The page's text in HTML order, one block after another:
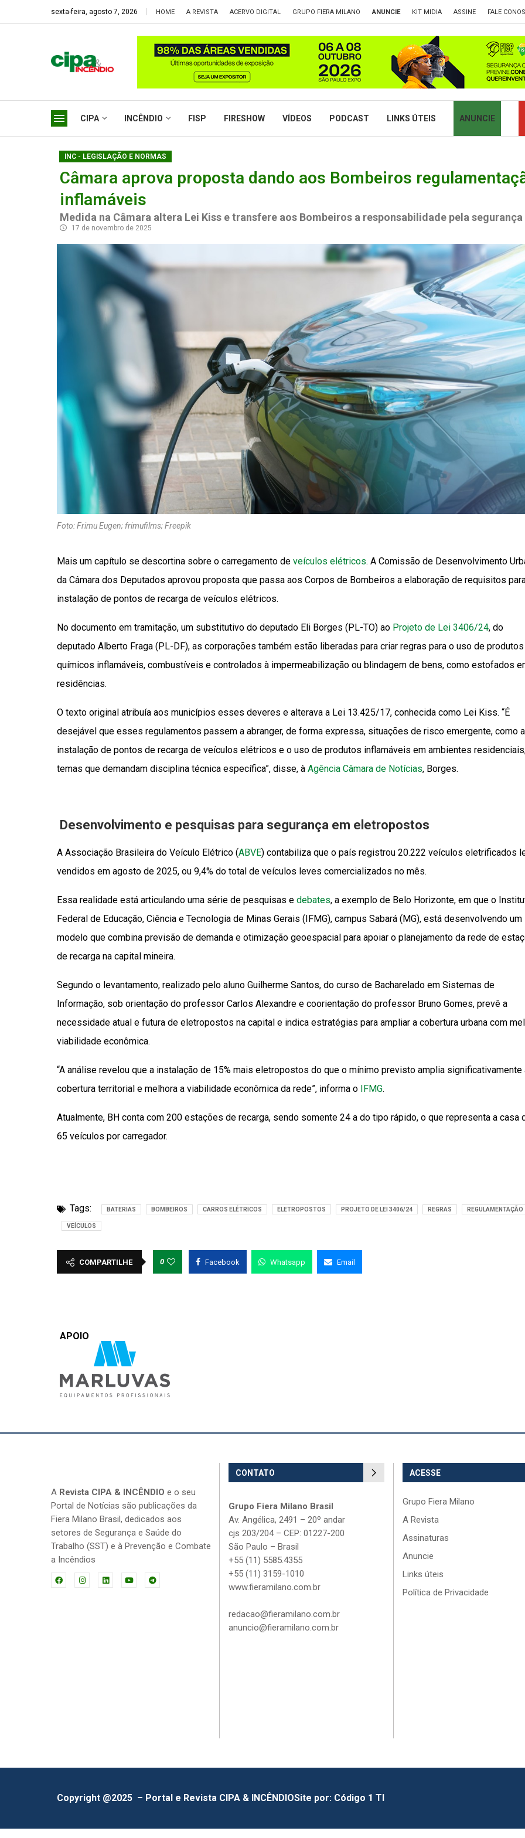
sexta-feira, agosto 7, 2026 HOME A REVISTA ACERVO DIGITAL GRUPO FIERA MILANO ANUNCIE KIT MIDIA ASSINE FALE
CIPA INCÊNDIO FISP FIRESHOW VÍDEOS PODCAST LINKS ÚTEIS ANUNCIE
INC - LEGISLAÇÃO E NORMAS
Câmara aprova proposta dando aos Bombeiros
inflamáveis
Medida na Câmara altera Lei Kiss e transfere aos Bombeiros a responsabilidade pela
17 de novembro de 2025
Foto: Frimu Eugen; frimufilms; Freepik
Mais um capítulo se descortina sobre o carregamento de veículos elétricos. A Comissão de Desenvolvimento
da Câmara dos Deputados aprovou proposta que passa aos Corpos de Bombeiros a elaboração de requisitos
instalação de pontos de recarga de veículos elétricos.
No documento em tramitação, um substitutivo do deputado Eli Borges (PL-TO) ao Projeto de Lei 3406/24, do
deputado Alberto Fraga (PL-DF), as corporações também estão liberadas para criar regras para o uso de produtos
químicos inflamáveis, combustíveis e controlados à impermeabilização ou blindagem de bens, como estofados
residências.
O texto original atribuía aos municípios esses deveres e alterava a Lei 13.425/17, conhecida como Lei Kiss. “É
desejável que esses regulamentos passem a abranger, de forma expressa, situações de risco emergente, como a
instalação de pontos de recarga de veículos elétricos e o uso de produtos inflamáveis em ambientes
temas que demandam disciplina técnica específica”, disse, à Agência Câmara de Notícias, Borges.
Desenvolvimento e pesquisas para segurança em eletropostos
A Associação Brasileira do Veículo Elétrico (ABVE) contabiliza que o país registrou 20.222 veículos eletrificados
vendidos em agosto de 2025, ou 9,4% do total de veículos leves comercializados no mês.
Essa realidade está articulando uma série de pesquisas e debates, a exemplo de Belo Horizonte, em que o
Federal de Educação, Ciência e Tecnologia de Minas Gerais (IFMG), campus Sabará (MG), está desenvolvendo um
modelo que combina previsão de demanda e otimização geoespacial para apoiar o planejamento da rede de
de recarga na capital mineira.
Segundo o levantamento, realizado pelo aluno Guilherme Santos, do curso de Bacharelado em Sistemas de
Informação, sob orientação do professor Carlos Alexandre e coorientação do professor Bruno Gomes, prevê a
necessidade atual e futura de eletropostos na capital e indica estratégias para ampliar a cobertura urbana com
viabilidade econômica.
“A análise revelou que a instalação de 15% mais eletropostos do que o mínimo previsto amplia significativamente
cobertura territorial e melhora a viabilidade econômica da rede”, informa o
IFMG.
Atualmente, BH conta com 200 estações de recarga, sendo somente 24 a do tipo rápido, o que representa a casa
65 veículos por carregador.
Tags: BATERIAS BOMBEIROS CARROS ELÉTRICOS ELETROPOSTOS PROJETO DE LEI 3406/24 REGRAS REGULAMENTAÇÃO
VEÍCULOS
COMPARTILHE 0 Facebook Whatsapp Email
APOIO
A Revista CIPA & INCÊNDIO e o seu
Portal de Notícias são publicações da
Fiera Milano Brasil, dedicados aos
setores de Segurança e Saúde do
Trabalho (SST) e à Prevenção e Combate
a Incêndios
CONTATO
Grupo Fiera Milano Brasil
Av. Angélica, 2491 – 20º andar
cjs 203/204 – CEP: 01227-200
São Paulo – Brasil
+55 (11) 5585.4355
+55 (11) 3159-1010
www.fieramilano.com.br
redacao@fieramilano.com.br
anuncio@fieramilano.com.br
ACESSE
Grupo Fiera Milano
A Revista
Assinaturas
Anuncie
Links úteis
Política de Privacidade
Copyright @2025 – Portal e Revista CIPA & INCÊNDIOSite por: Código 1 TI